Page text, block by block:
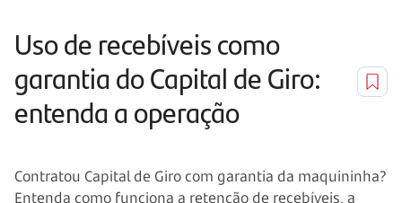
Uso de recebíveis como
garantia do Capital de Giro:
entenda a operação
Contratou Capital de Giro com garantia da maquininha?
Entenda como funciona a retenção de recebíveis, a